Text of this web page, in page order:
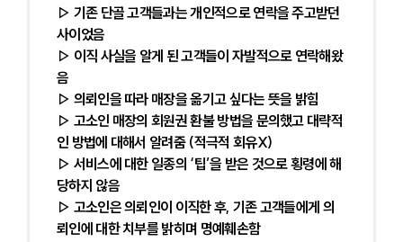
▷ 기존 단골 고객들과는 개인적으로 연락을 주고받던
사이었음
▷ 이직 사실을 알게 된 고객들이 자발적으로 연락해왔
음
▷ 의뢰인을 따라 매장을 옮기고 싶다는 뜻을 밝힘
▷ 고소인 매장의 회원권 환불 방법을 문의했고 대략적
인 방법에 대해서 알려줌 (적극적 회유X)
▷ 서비스에 대한 일종의 ‘팁’을 받은 것으로 횡령에 해
당하지 않음
▷ 고소인은 의뢰인이 이직한 후, 기존 고객들에게 의
뢰인에 대한 치부를 밝히며 명예훼손함